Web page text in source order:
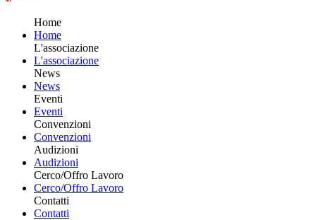
Home
Home
L'associazione
L'associazione
News
News
Eventi
Eventi
Convenzioni
Convenzioni
Audizioni
Audizioni
Cerco/Offro Lavoro
Cerco/Offro Lavoro
Contatti
Contatti